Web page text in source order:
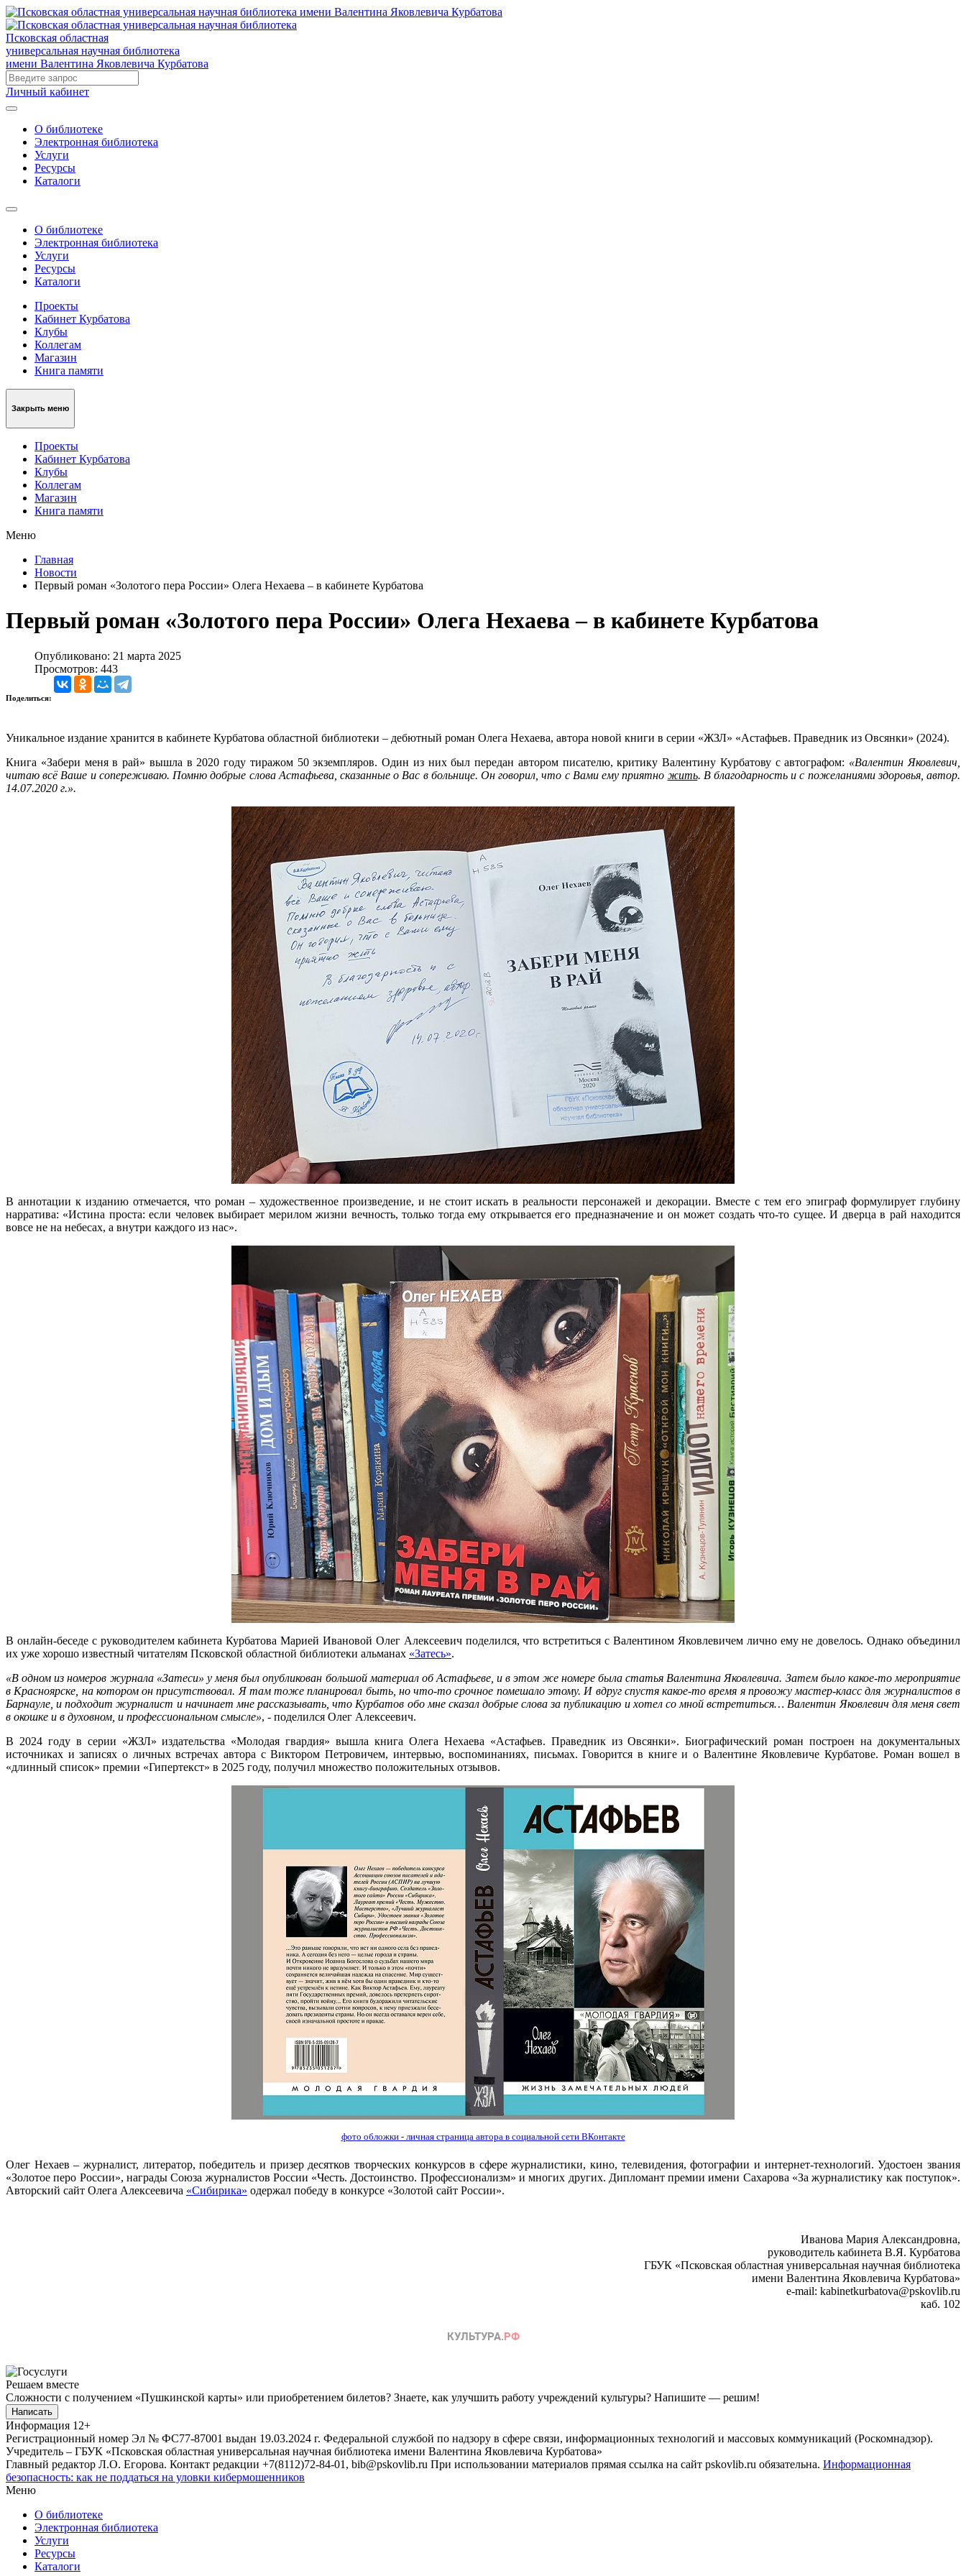
Псковская областная
универсальная научная библиотека
имени Валентина Яковлевича Курбатова
Личный кабинет
О библиотеке
Электронная библиотека
Услуги
Ресурсы
Каталоги
О библиотеке
Электронная библиотека
Услуги
Ресурсы
Каталоги
Проекты
Кабинет Курбатова
Клубы
Коллегам
Магазин
Книга памяти
Закрыть меню
Проекты
Кабинет Курбатова
Клубы
Коллегам
Магазин
Книга памяти
Меню
Главная
Новости
Первый роман «Золотого пера России» Олега Нехаева – в кабинете Курбатова
Первый роман «Золотого пера России» Олега Нехаева – в кабинете Курбатова
Опубликовано: 21 марта 2025
Просмотров: 443
Поделиться:
Уникальное издание хранится в кабинете Курбатова областной библиотеки – дебютный роман Олега Нехаева, автора новой книги в серии «ЖЗЛ» «Астафьев. Праведник из Овсянки» (2024).
Книга «Забери меня в рай» вышла в 2020 году тиражом 50 экземпляров. Один из них был передан автором писателю, критику Валентину Курбатову с автографом: «Валентин Яковлевич,
читаю всё Ваше и сопереживаю. Помню добрые слова Астафьева, сказанные о Вас в больнице. Он говорил, что с Вами ему приятно жить. В благодарность и с пожеланиями здоровья, автор.
14.07.2020 г.».
В аннотации к изданию отмечается, что роман – художественное произведение, и не стоит искать в реальности персонажей и декорации. Вместе с тем его эпиграф формулирует глубину
нарратива: «Истина проста: если человек выбирает мерилом жизни вечность, только тогда ему открывается его предназначение и он может создать что-то сущее. И дверца в рай находится
вовсе не на небесах, а внутри каждого из нас».
В онлайн-беседе с руководителем кабинета Курбатова Марией Ивановой Олег Алексеевич поделился, что встретиться с Валентином Яковлевичем лично ему не довелось. Однако объединил
их уже хорошо известный читателям Псковской областной библиотеки альманах «Затесь».
«В одном из номеров журнала «Затеси» у меня был опубликован большой материал об Астафьеве, и в этом же номере была статья Валентина Яковлевича. Затем было какое-то мероприятие
в Красноярске, на котором он присутствовал. Я там тоже планировал быть, но что-то срочное помешало этому. И вдруг спустя какое-то время я провожу мастер-класс для журналистов в
Барнауле, и подходит журналист и начинает мне рассказывать, что Курбатов обо мне сказал добрые слова за публикацию и хотел со мной встретиться… Валентин Яковлевич для меня свет
в окошке и в духовном, и профессиональном смысле», - поделился Олег Алексеевич.
В 2024 году в серии «ЖЗЛ» издательства «Молодая гвардия» вышла книга Олега Нехаева «Астафьев. Праведник из Овсянки». Биографический роман построен на документальных
источниках и записях о личных встречах автора с Виктором Петровичем, интервью, воспоминаниях, письмах. Говорится в книге и о Валентине Яковлевиче Курбатове. Роман вошел в
«длинный список» премии «Гипертекст» в 2025 году, получил множество положительных отзывов.
фото обложки - личная страница автора в социальной сети ВКонтакте
Олег Нехаев – журналист, литератор, победитель и призер десятков творческих конкурсов в сфере журналистики, кино, телевидения, фотографии и интернет-технологий. Удостоен звания
«Золотое перо России», награды Союза журналистов России «Честь. Достоинство. Профессионализм» и многих других. Дипломант премии имени Сахарова «За журналистику как поступок».
Авторский сайт Олега Алексеевича «Сибирика» одержал победу в конкурсе «Золотой сайт России».
Иванова Мария Александровна,
руководитель кабинета В.Я. Курбатова
ГБУК «Псковская областная универсальная научная библиотека
имени Валентина Яковлевича Курбатова»
e-mail: kabinetkurbatova@pskovlib.ru
каб. 102
Решаем вместе
Сложности с получением «Пушкинской карты» или приобретением билетов? Знаете, как улучшить работу учреждений культуры? Напишите — решим!
Написать
Информация 12+
Регистрационный номер Эл № ФС77-87001 выдан 19.03.2024 г. Федеральной службой по надзору в сфере связи, информационных технологий и массовых коммуникаций (Роскомнадзор).
Учредитель – ГБУК «Псковская областная универсальная научная библиотека имени Валентина Яковлевича Курбатова»
Главный редактор Л.О. Егорова. Контакт редакции +7(8112)72-84-01, bib@pskovlib.ru При использовании материалов прямая ссылка на сайт pskovlib.ru обязательна. Информационная
безопасность: как не поддаться на уловки кибермошенников
Меню
О библиотеке
Электронная библиотека
Услуги
Ресурсы
Каталоги